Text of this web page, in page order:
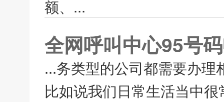
额、...
全网呼叫中心95号
...务类型的公司都需要办
比如说我们日常生活当中